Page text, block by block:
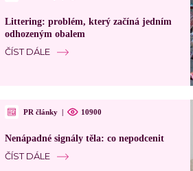
Littering: problém, který začíná jedním
odhozeným obalem
ČÍST DÁLE
PR články | 10900
Nenápadné signály těla: co nepodcenit
ČÍST DÁLE